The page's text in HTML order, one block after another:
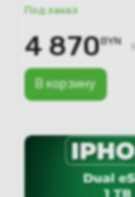
A3525
Под заказ
В корзину
4 870BYN